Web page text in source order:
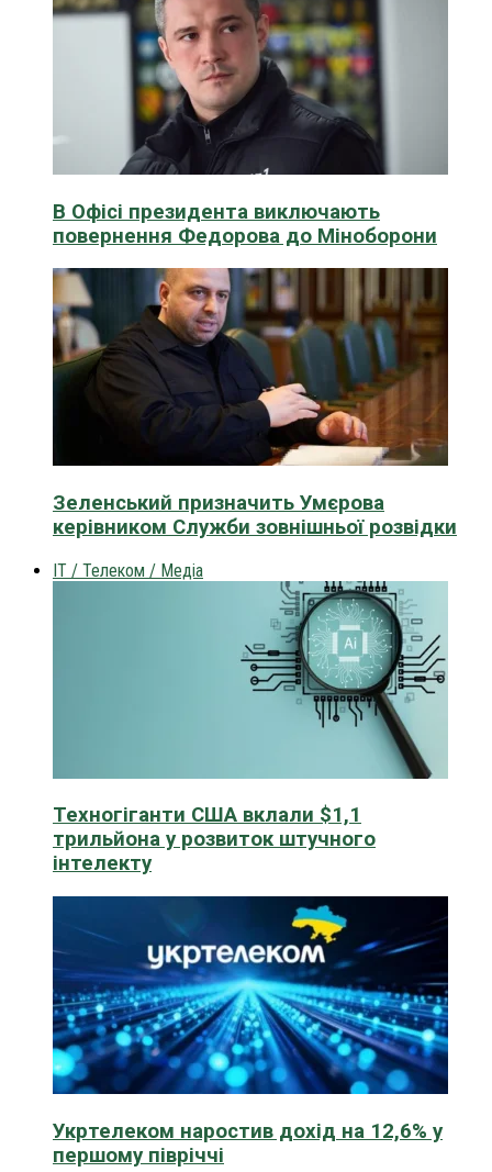
В Офісі президента виключають
повернення Федорова до Міноборони
Зеленський призначить Умєрова
керівником Служби зовнішньої розвідки
IT / Телеком / Медіа
Техногіганти США вклали $1,1
трильйона у розвиток штучного
інтелекту
Укртелеком наростив дохід на 12,6% у
першому півріччі